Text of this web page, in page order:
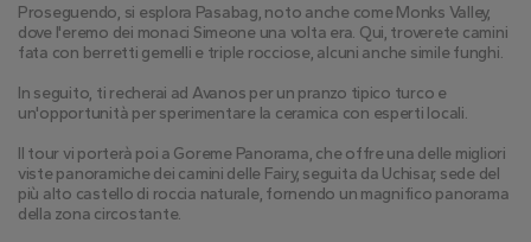
Proseguendo, si esplora Pasabag, noto anche come Monks Valley,
dove l'eremo dei monaci Simeone una volta era. Qui, troverete camini
fata con berretti gemelli e triple rocciose, alcuni anche simile funghi.
In seguito, ti recherai ad Avanos per un pranzo tipico turco e
un'opportunità per sperimentare la ceramica con esperti locali.
Il tour vi porterà poi a Goreme Panorama, che offre una delle migliori
viste panoramiche dei camini delle Fairy, seguita da Uchisar, sede del
più alto castello di roccia naturale, fornendo un magnifico panorama
della zona circostante.